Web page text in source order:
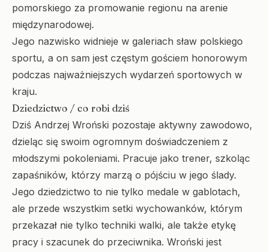
pomorskiego za promowanie regionu na arenie
międzynarodowej.
Jego nazwisko widnieje w galeriach sław polskiego
sportu, a on sam jest częstym gościem honorowym
podczas najważniejszych wydarzeń sportowych w
kraju.
Dziedzictwo / co robi dziś
Dziś Andrzej Wroński pozostaje aktywny zawodowo,
dzieląc się swoim ogromnym doświadczeniem z
młodszymi pokoleniami. Pracuje jako trener, szkoląc
zapaśników, którzy marzą o pójściu w jego ślady.
Jego dziedzictwo to nie tylko medale w gablotach,
ale przede wszystkim setki wychowanków, którym
przekazał nie tylko techniki walki, ale także etykę
pracy i szacunek do przeciwnika. Wroński jest